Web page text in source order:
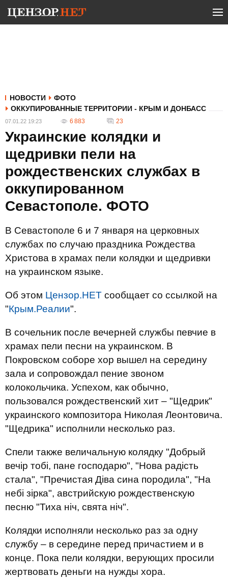
НОВОСТИ
ФОТО
ОККУПИРОВАННЫЕ ТЕРРИТОРИИ - КРЫМ И ДОНБАСС
07.01.22 19:23 6 883 23
Украинские колядки и
щедривки пели на
рождественских службах в
оккупированном
Севастополе. ФОТО
В Севастополе 6 и 7 января на церковных
службах по случаю праздника Рождества
Христова в храмах пели колядки и щедривки
на украинском языке.
Об этом Цензор.НЕТ сообщает со ссылкой на
"Крым.Реалии".
В сочельник после вечерней службы певчие в
храмах пели песни на украинском. В
Покровском соборе хор вышел на середину
зала и сопровождал пение звоном
колокольчика. Успехом, как обычно,
пользовался рождественский хит – "Щедрик"
украинского композитора Николая Леонтовича.
"Щедрика" исполнили несколько раз.
Спели также величальную колядку "Добрый
вечір тобі, пане господарю", "Нова радість
стала", "Пречистая Діва сина породила", "На
небі зiрка", австрийскую рождественскую
песню "Тиха ніч, свята нiч".
Колядки исполняли несколько раз за одну
службу – в середине перед причастием и в
конце. Пока пели колядки, верующих просили
жертвовать деньги на нужды хора.